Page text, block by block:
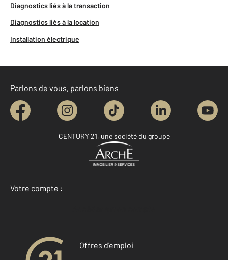
Diagnostics liés à la transaction
Diagnostics liés à la location
Installation électrique
Parlons de vous, parlons biens
CENTURY 21, une société du groupe
Votre compte :
Accéder à mon compte
Offres d'emploi